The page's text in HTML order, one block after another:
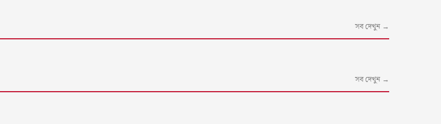
সব দেখুন →
সব দেখুন →